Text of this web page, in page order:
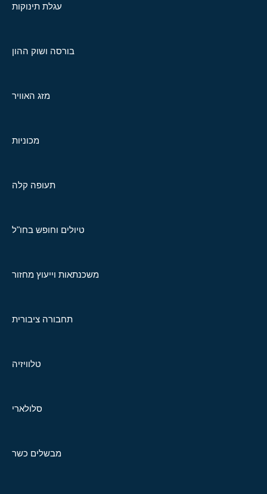
עגלת תינוקות
בורסה ושוק ההון
מזג האוויר
מכוניות
תעופה קלה
טיולים וחופש בחו"ל
משכנתאות וייעוץ מחזור
תחבורה ציבורית
טלוויזיה
סלולארי
מבשלים כשר